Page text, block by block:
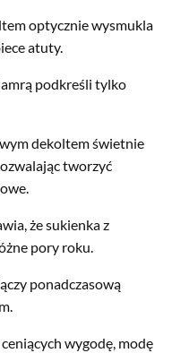
optycznie wysmukla
atuty.
podkreśli tylko
dekoltem świetnie
tworzyć
że sukienka z
pory roku.
ponadczasową
wygodę, modę